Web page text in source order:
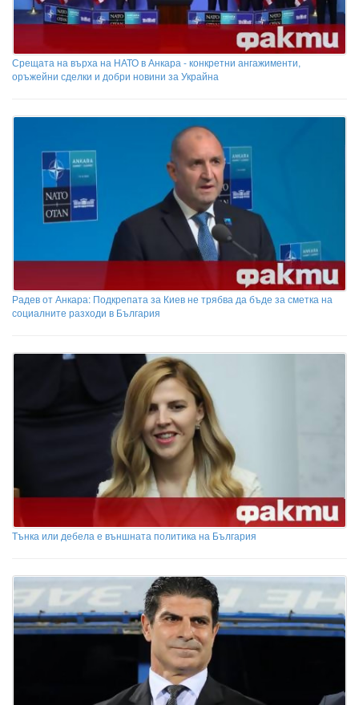
Срещата на върха на НАТО в Анкара - конкретни ангажименти,
оръжейни сделки и добри новини за Украйна
Радев от Анкара: Подкрепата за Киев не трябва да бъде за сметка на
социалните разходи в България
Тънка или дебела е външната политика на България